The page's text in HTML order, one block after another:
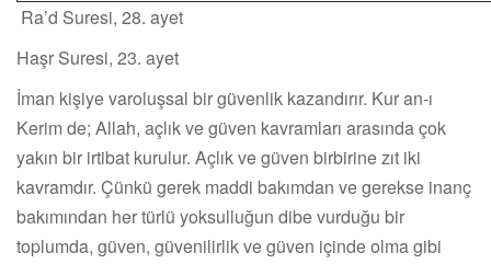
Ra’d Suresi, 28. ayet
Haşr Suresi, 23. ayet
İman kişiye varoluşsal bir güvenlik kazandırır. Kur an-ı
Kerim de; Allah, açlık ve güven kavramları arasında çok
yakın bir irtibat kurulur. Açlık ve güven birbirine zıt iki
kavramdır. Çünkü gerek maddi bakımdan ve gerekse inanç
bakımından her türlü yoksulluğun dibe vurduğu bir
toplumda, güven, güvenilirlik ve güven içinde olma gibi